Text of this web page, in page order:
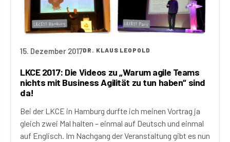
15. Dezember 2017DR. KLAUS LEOPOLD
LKCE 2017: Die Videos zu „Warum agile Teams
nichts mit Business Agilität zu tun haben“ sind
da!
Bei der LKCE in Hamburg durfte ich meinen Vortrag ja
gleich zwei Mal halten – einmal auf Deutsch und einmal
auf Englisch. Im Nachgang der Veranstaltung gibt es nun